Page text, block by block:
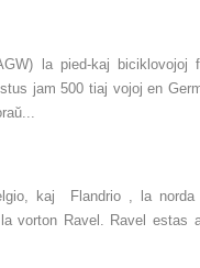
la pied-kaj biciklovojoj
jam 500 tiaj vojoj en
kaj Flandrio , la norda
vorton Ravel. Ravel estas